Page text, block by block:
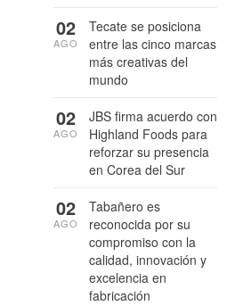
Tecate se posiciona
entre las cinco marcas
más creativas del
mundo
02
AGO
JBS firma acuerdo con
Highland Foods para
reforzar su presencia
en Corea del Sur
02
AGO
Tabañero es
reconocida por su
compromiso con la
calidad, innovación y
excelencia en
fabricación
02
AGO